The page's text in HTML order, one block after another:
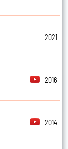
2021
2016
2014